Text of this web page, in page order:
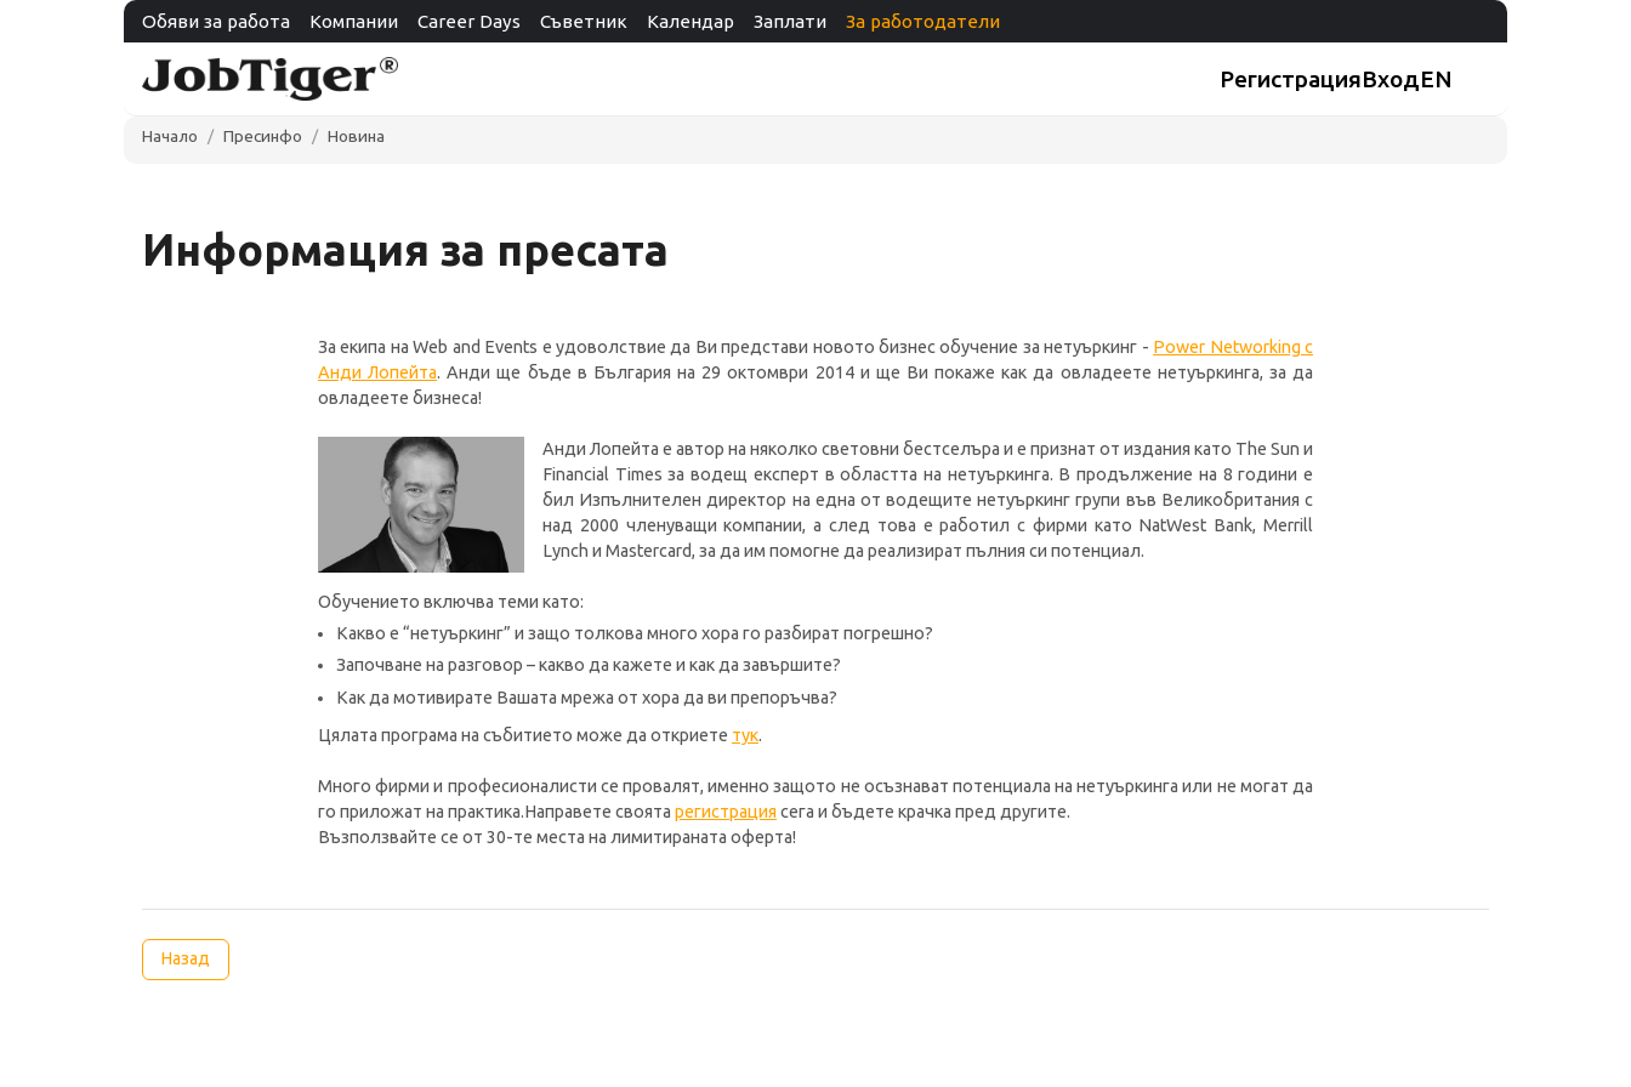
Обяви за работа Компании Career Days Съветник Календар Заплати За работодатели
РегистрацияВходEN
Начало Пресинфо Новина
Информация за пресата
За екипа на Web and Events е удоволствие да Ви представи новото бизнес обучение за нетуъркинг - Power Networking с
Анди Лопейта. Анди ще бъде в България на 29 октомври 2014 и ще Ви покаже как да овладеете нетуъркинга, за да
овладеете бизнеса!
Анди Лопейта е автор на няколко световни бестселъра и e признат от издания като The Sun и
Financial Times за водещ експерт в областта на нетуъркинга. В продължение на 8 години е
бил Изпълнителен директор на една от водещите нетуъркинг групи във Великобритания с
над 2000 членуващи компании, а след това е работил с фирми като NatWest Bank, Merrill
Lynch и Mastercard, за да им помогне да реализират пълния си потенциал.
Обучението включва теми като:
Какво е “нетуъркинг” и защо толкова много хора го разбират погрешно?
Започване на разговор – какво да кажете и как да завършите?
Как да мотивирате Вашата мрежа от хора да ви препоръчва?
Цялата програма на събитието може да откриете тук.
Много фирми и професионалисти се провалят, именно защото не осъзнават потенциала на нетуъркинга или не могат да
го приложат на практика.Направете своята регистрациясега и бъдете крачка пред другите.
Възползвайте се от 30-те места на лимитираната оферта!
Назад